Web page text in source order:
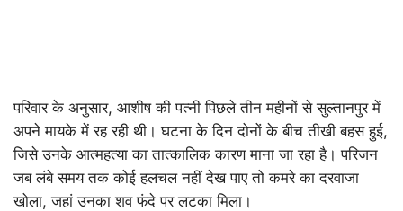
परिवार के अनुसार, आशीष की पत्नी पिछले तीन महीनों से सुल्तानपुर में
अपने मायके में रह रही थी। घटना के दिन दोनों के बीच तीखी बहस हुई,
जिसे उनके आत्महत्या का तात्कालिक कारण माना जा रहा है। परिजन
जब लंबे समय तक कोई हलचल नहीं देख पाए तो कमरे का दरवाजा
खोला, जहां उनका शव फंदे पर लटका मिला।